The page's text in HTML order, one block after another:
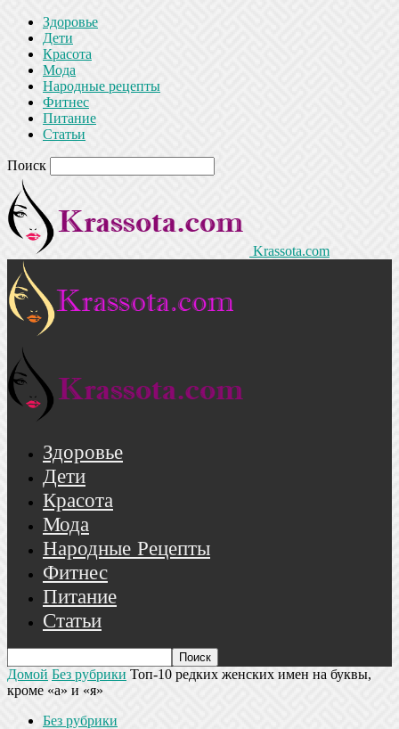
Здоровье
Дети
Красота
Мода
Народные рецепты
Фитнес
Питание
Статьи
Поиск
Krassota.com
Здоровье
Дети
Красота
Мода
Народные Рецепты
Фитнес
Питание
Статьи
Домой Без рубрики Топ-10 редких женских имен на буквы,
кроме «а» и «я»
Без рубрики